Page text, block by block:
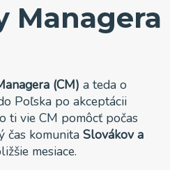
Managera
(CM)a teda o
Poľska po akceptácii
ti vie CM pomôcť počas
čas komunitaSlovákov a
mesiace.